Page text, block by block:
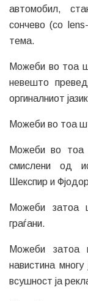
автомобил,
сончево (со
тема.
Можеби во тоа
невешто
оргиналниот
Можеби во тоа
Можеби во тоа
смислени од
Шекспир и
Можеби затоа
граѓани.
Можеби затоа
навистина
всушност ја